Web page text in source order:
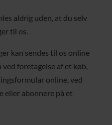
aldrig uden, at du selv
til os.
kan sendes til os online
foretagelse af et køb,
online, ved
eller abonnere på et